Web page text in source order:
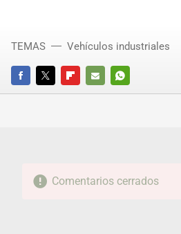
FACEBOOKTWITTERFLIPBOARD
E-
WHATSAPP
TEMAS Vehículos industriales
Comentarios cerrados